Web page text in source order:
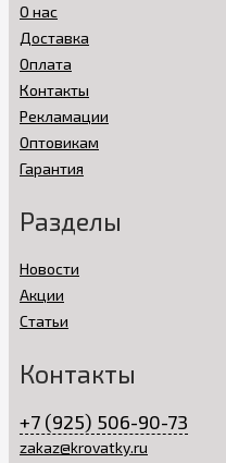
О нас
Доставка
Оплата
Контакты
Рекламации
Оптовикам
Гарантия
Разделы
Новости
Акции
Статьи
Контакты
+7 (925) 506-90-73
zakaz@krovatky.ru